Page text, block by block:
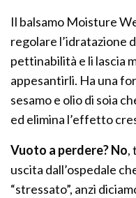
Il balsamo Moisture
regolare l’idratazione
pettinabilità e li lascia
appesantirli. Ha una
sesamo e olio di soia
ed elimina l’effetto
Vuoto a perdere? No,
uscita dall’ospedale
“stressato”, anzi